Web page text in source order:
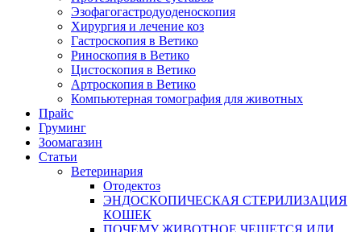
Эзофагогастродуоденоскопия
Хирургия и лечение коз
Гастроскопия в Ветико
Риноскопия в Ветико
Цистоскопия в Ветико
Артроскопия в Ветико
Компьютерная томография для животных
Прайс
Груминг
Зоомагазин
Статьи
Ветеринария
Отодектоз
ЭНДОСКОПИЧЕСКАЯ СТЕРИЛИЗАЦИЯ
КОШЕК
ПОЧЕМУ ЖИВОТНОЕ ЧЕШЕТСЯ,ИЛИ